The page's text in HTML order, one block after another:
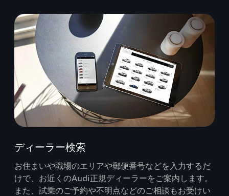
ディーラー検索
お住まいや職場のエリアや郵便番号などを入力するだ
けで、お近くのAudi正規ディーラーをご案内します。
また、試乗のご予約や不明点などのご相談もお受けい